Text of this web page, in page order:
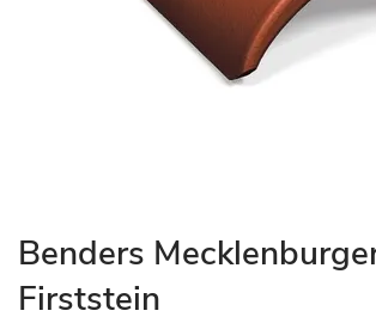
Zum
Anfang
der
Benders
Firststein